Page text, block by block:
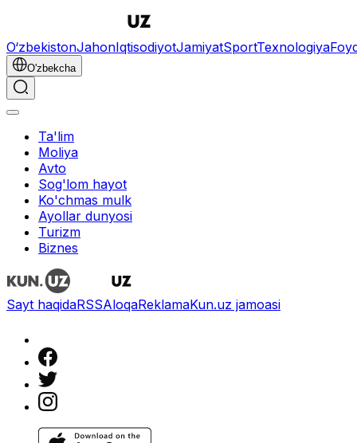
O‘zbekistonJahonIqtisodiyotJamiyatSportTexnologiya
O'zbekcha
Ta'lim
Moliya
Avto
Sog'lom hayot
Ko'chmas mulk
Ayollar dunyosi
Turizm
Biznes
Sayt haqidaRSSAloqaReklamaKun.uz jamoasi